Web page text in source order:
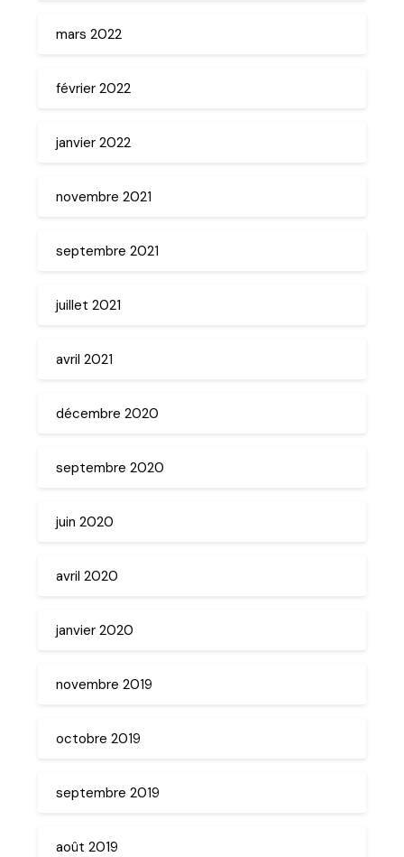
mars 2022
février 2022
janvier 2022
novembre 2021
septembre 2021
juillet 2021
avril 2021
décembre 2020
septembre 2020
juin 2020
avril 2020
janvier 2020
novembre 2019
octobre 2019
septembre 2019
août 2019